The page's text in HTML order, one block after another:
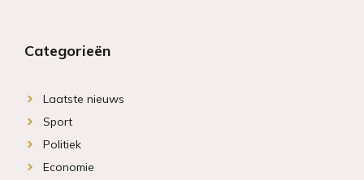
Categorieën
Laatste nieuws
Sport
Politiek
Economie